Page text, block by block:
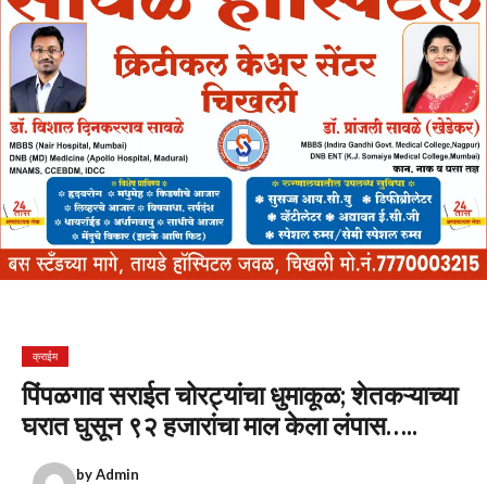
क्राईम
पिंपळगाव सराईत चोरट्यांचा धुमाकूळ; शेतकऱ्याच्या
घरात घुसून ९२ हजारांचा माल केला लंपास…..
byAdmin